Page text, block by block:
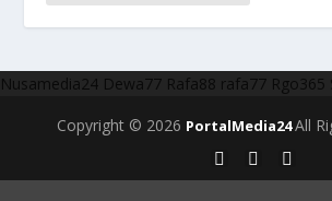
Nusamedia24 Dewa77 Rafa88 rafa77 Rgo365
Copyright © 2026 PortalMedia24All